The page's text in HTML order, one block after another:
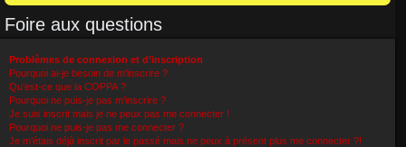
Foire aux questions
Problèmes de connexion et d’inscription
Pourquoi ai-je besoin de m’inscrire ?
Qu’est-ce que la COPPA ?
Pourquoi ne puis-je pas m’inscrire ?
Je suis inscrit mais je ne peux pas me connecter !
Pourquoi ne puis-je pas me connecter ?
Je m’étais déjà inscrit par le passé mais ne peux à présent plus me connecter ?!